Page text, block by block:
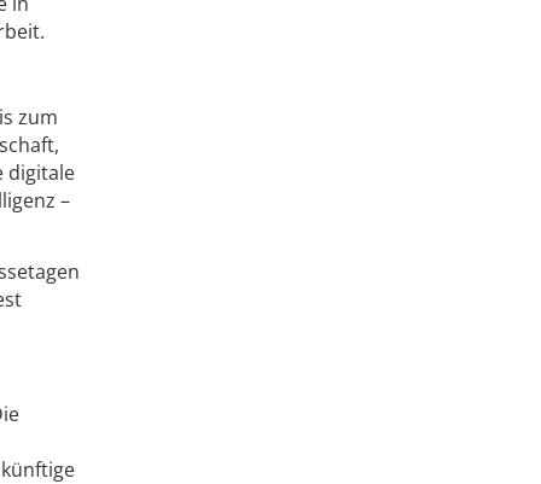
zum
digitale
–